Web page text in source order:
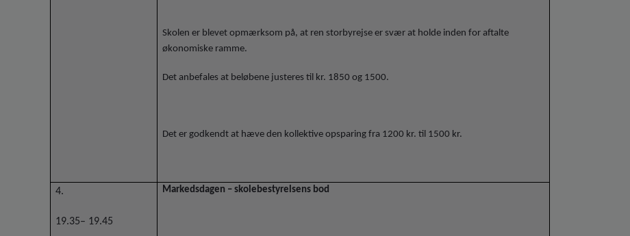
Skolen er blevet opmærksom på, at ren storbyrejse er svær at holde inden for aftalte
økonomiske ramme.
Det anbefales at beløbene justeres til kr. 1850 og 1500.
Det er godkendt at hæve den kollektive opsparing fra 1200 kr. til 1500 kr.
4.
19.35– 19.45
Markedsdagen – skolebestyrelsens bod